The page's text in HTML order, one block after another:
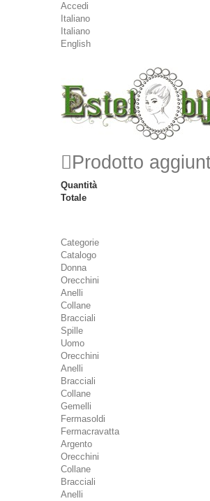
Accedi
Italiano
Italiano
English
Prodotto
Quantità
Totale
Categorie
Catalogo
Donna
Orecchini
Anelli
Collane
Bracciali
Spille
Uomo
Orecchini
Anelli
Bracciali
Collane
Gemelli
Fermasoldi
Fermacravatta
Argento
Orecchini
Collane
Bracciali
Anelli